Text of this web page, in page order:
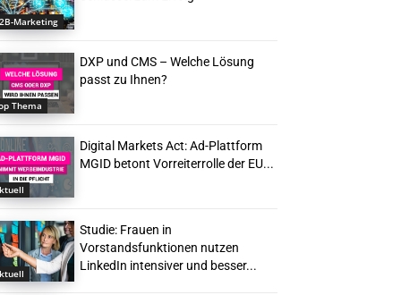
Marketing
Thema
DXP und CMS – Welche Lösung
passt zu Ihnen?
Digital Markets Act: Ad-Plattform
MGID betont Vorreiterrolle der EU...
Studie: Frauen in
Vorstandsfunktionen nutzen
LinkedIn intensiver und besser...